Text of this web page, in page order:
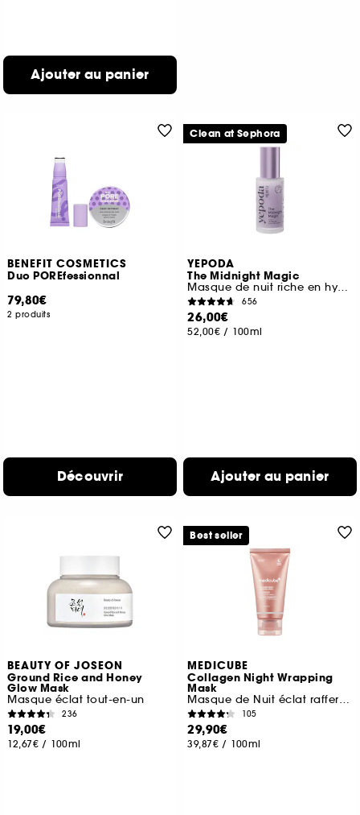
Ajouter au panier
BENEFIT COSMETICS
Duo POREfessionnal
79,80€
2 produits
Découvrir
YEPODA
The Midnight Magic
Masque de nuit riche en hydratation et à l'effet anti-âge
656
26,00€
52,00€ / 100ml
Ajouter au panier
Clean at Sephora
BEAUTY OF JOSEON
Ground Rice and Honey
Glow Mask
Masque éclat tout-en-un
236
19,00€
12,67€ / 100ml
MEDICUBE
Collagen Night Wrapping
Mask
Masque de Nuit éclat raffermissant
105
29,90€
39,87€ / 100ml
Best seller